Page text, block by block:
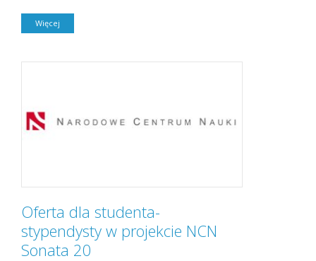
Więcej
Oferta dla studenta-
stypendysty w projekcie NCN
Sonata 20